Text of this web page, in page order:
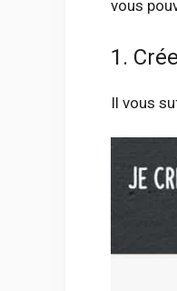
vous
1.
Il vous